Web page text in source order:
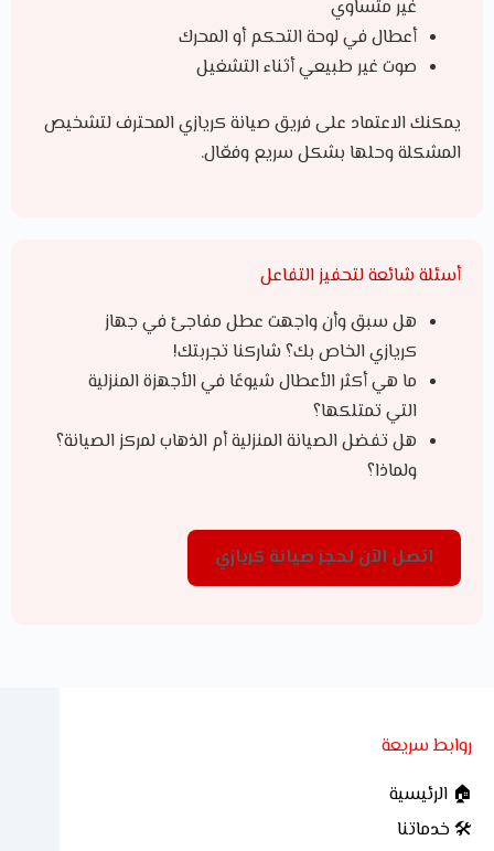
غير متساوي
أعطال في لوحة التحكم أو المحرك
صوت غير طبيعي أثناء التشغيل
يمكنك الاعتماد على فريق صيانة كريازي المحترف لتشخيص
المشكلة وحلها بشكل سريع وفعّال.
أسئلة شائعة لتحفيز التفاعل
هل سبق وأن واجهت عطل مفاجئ في جهاز
كريازي الخاص بك؟ شاركنا تجربتك!
ما هي أكثر الأعطال شيوعًا في الأجهزة المنزلية
التي تمتلكها؟
هل تفضل الصيانة المنزلية أم الذهاب لمركز الصيانة؟
ولماذا؟
اتصل الآن لحجز صيانة كريازي
روابط سريعة
🏠 الرئيسية
🛠 خدماتنا